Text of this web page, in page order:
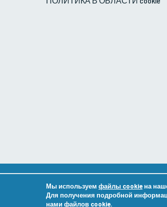
Copyright ©Группа Veni Vidi Eye
Мы используем файлы cookie на
Для получения подробной
нами файлов cookie.